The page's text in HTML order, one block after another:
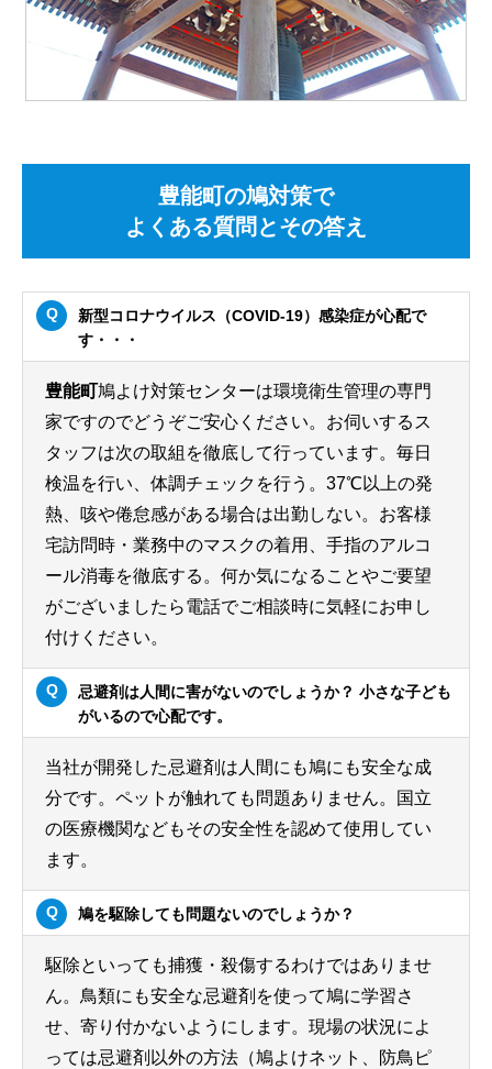
豊能町の鳩対策で
よくある質問とその答え
新型コロナウイルス（COVID-19）感染症が心配で
す・・・
豊能町鳩よけ対策センターは環境衛生管理の専門
家ですのでどうぞご安心ください。お伺いするス
タッフは次の取組を徹底して行っています。毎日
検温を行い、体調チェックを行う。37℃以上の発
熱、咳や倦怠感がある場合は出勤しない。お客様
宅訪問時・業務中のマスクの着用、手指のアルコ
ール消毒を徹底する。何か気になることやご要望
がございましたら電話でご相談時に気軽にお申し
付けください。
忌避剤は人間に害がないのでしょうか？ 小さな子ども
がいるので心配です。
当社が開発した忌避剤は人間にも鳩にも安全な成
分です。ペットが触れても問題ありません。国立
の医療機関などもその安全性を認めて使用してい
ます。
鳩を駆除しても問題ないのでしょうか？
駆除といっても捕獲・殺傷するわけではありませ
ん。鳥類にも安全な忌避剤を使って鳩に学習さ
せ、寄り付かないようにします。現場の状況によ
っては忌避剤以外の方法（鳩よけネット、防鳥ピ